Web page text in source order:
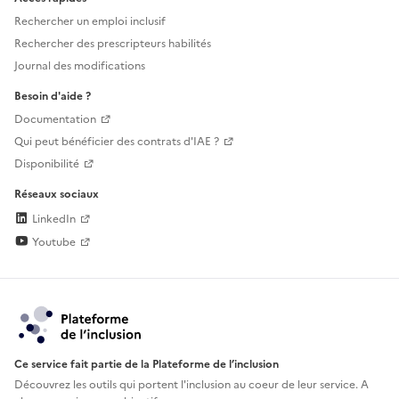
Rechercher un emploi inclusif
Rechercher des prescripteurs habilités
Journal des modifications
Besoin d'aide ?
Documentation
Qui peut bénéficier des contrats d'IAE ?
Disponibilité
Réseaux sociaux
LinkedIn
Youtube
Ce service fait partie de la Plateforme de l’inclusion
Découvrez les outils qui portent l'inclusion aucoeur de leur service. A